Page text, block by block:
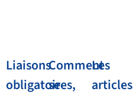
Liaisons
obligatoires,
Comment
se
Les
articles